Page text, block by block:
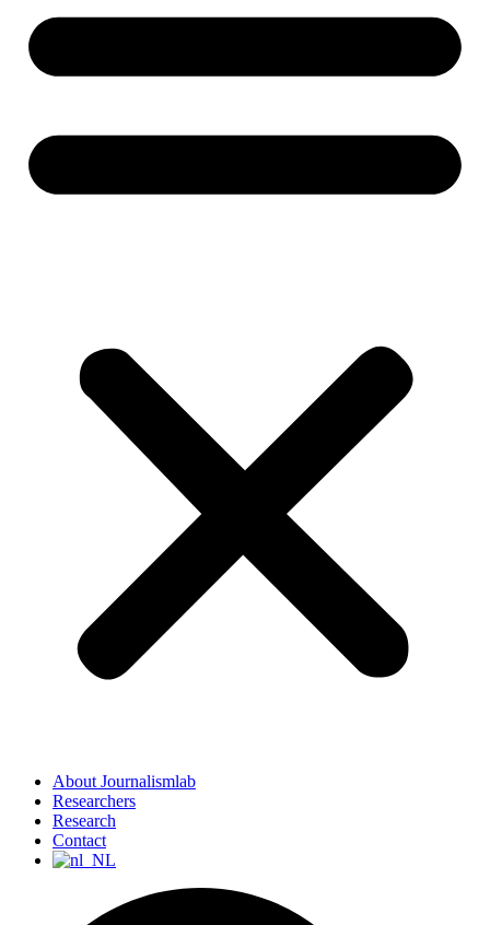
About Journalismlab
Researchers
Research
Contact